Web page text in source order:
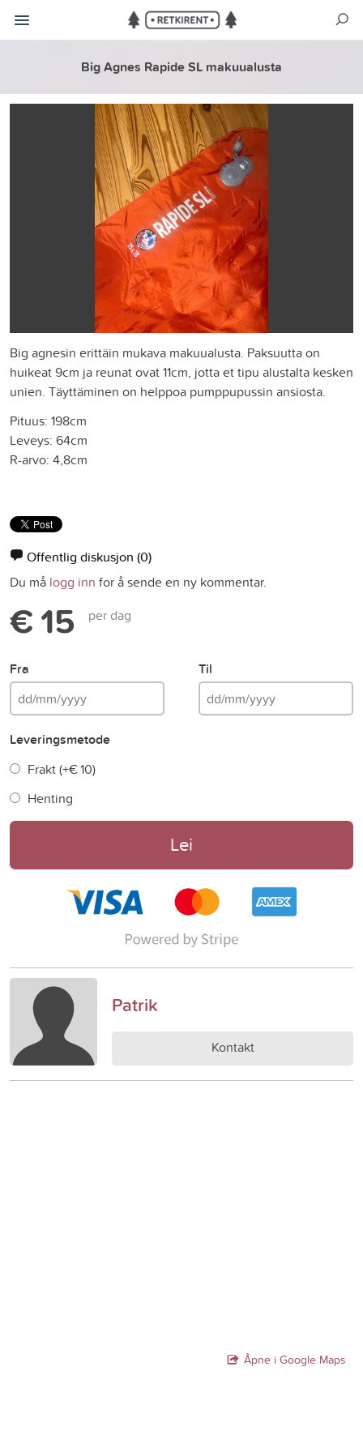
Big Agnes Rapide SL makuualusta
Big agnesin erittäin mukava makuualusta. Paksuutta on
huikeat 9cm ja reunat ovat 11cm, jotta et tipu alustalta kesken
unien. Täyttäminen on helppoa pumppupussin ansiosta.
Pituus: 198cm
Leveys: 64cm
R-arvo: 4,8cm
Offentlig diskusjon (0)
Du må logg inn for å sende en ny kommentar.
€ 15 per dag
Fra Til
Leveringsmetode
Frakt (+€ 10)
Henting
Lei
Patrik
Kontakt
Åpne i Google Maps